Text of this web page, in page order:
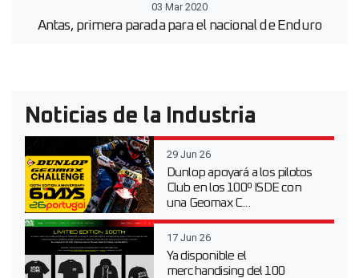
03 Mar 2020
Antas, primera parada para el nacional de Enduro
Noticias de la Industria
29 Jun 26
Dunlop apoyará a los pilotos
Club en los 100º ISDE con
una Geomax C...
17 Jun 26
Ya disponible el
merchandising del 100